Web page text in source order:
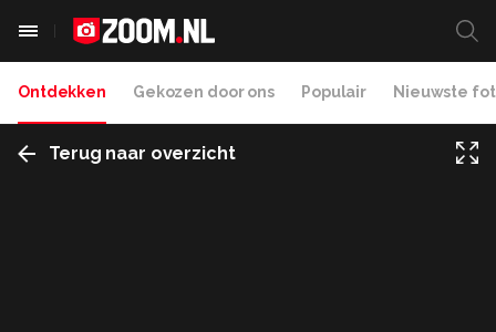
Ontdekken Gekozen door ons Populair Nieuwste
Terug naar overzicht